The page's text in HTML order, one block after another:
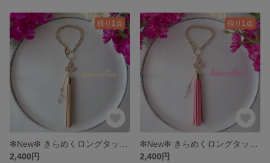
残り1点
2,400円
残り1点
2,400円